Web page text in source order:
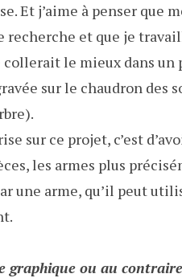
Et j’aime à penser
recherche et que je
le mieux dans un
sur le chaudron des
sur ce projet, c’est
les armes plus
une arme, qu’il peut
graphique ou au